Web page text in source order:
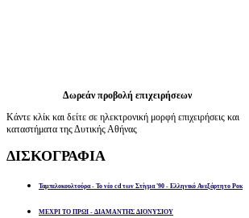
Δωρεάν προβολή επιχειρήσεων
Κάντε κλίκ και δείτε σε ηλεκτρονική μορφή επιχειρήσεις και
καταστήματα της Δυτικής Αθήνας
ΔΙΣΚΟΓΡΑΦΙΑ
Ταμπελοκουλτούρα - Το νέο cd των Στίγμα '90 - Ελληνικό Ανεξάρτητο Ροκ
ΜΕΧΡΙ ΤΟ ΠΡΩΙ - ΔΙΑΜΑΝΤΗΣ ΔΙΟΝΥΣΙΟΥ